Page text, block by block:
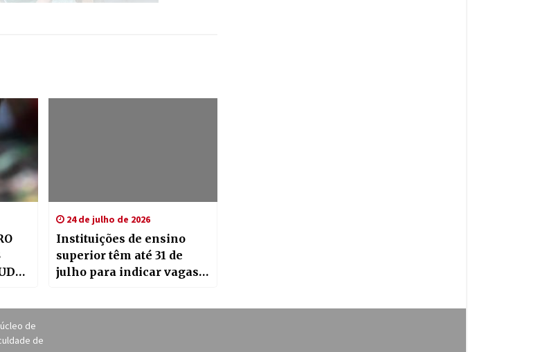
24 de julho de 2026
Instituições de ensino
superior têm até 31 de
julho para indicar vagas
indígenas
de
de